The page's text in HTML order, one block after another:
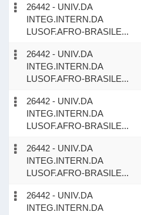
26442 - UNIV.DA
INTEG.INTERN.DA
LUSOF.AFRO-BRASILE...
26442 - UNIV.DA
INTEG.INTERN.DA
LUSOF.AFRO-BRASILE...
26442 - UNIV.DA
INTEG.INTERN.DA
LUSOF.AFRO-BRASILE...
26442 - UNIV.DA
INTEG.INTERN.DA
LUSOF.AFRO-BRASILE...
26442 - UNIV.DA
INTEG.INTERN.DA